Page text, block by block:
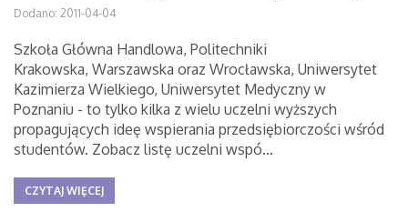
Dodano: 2011-04-04
Szkoła Główna Handlowa, Politechniki
Krakowska, Warszawska oraz Wrocławska, Uniwersytet
Kazimierza Wielkiego, Uniwersytet Medyczny w
Poznaniu - to tylko kilka z wielu uczelni wyższych
propagujących ideę wspierania przedsiębiorczości wśród
studentów. Zobacz listę uczelni wspó...
CZYTAJ WIĘCEJ